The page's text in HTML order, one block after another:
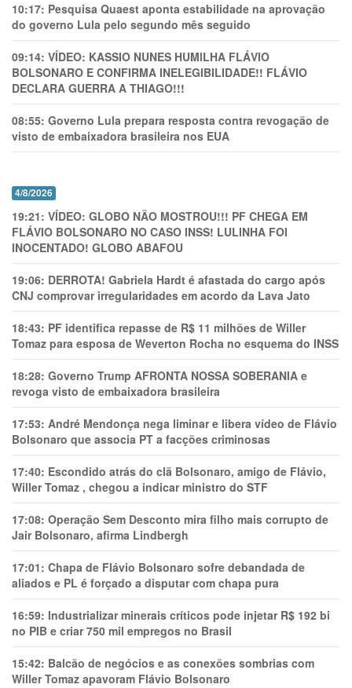
10:17: Pesquisa Quaest aponta estabilidade na aprovação
do governo Lula pelo segundo mês seguido
09:14: VÍDEO: KASSIO NUNES HUMlLHA FLÁVIO
BOLSONARO E CONFIRMA INELEGIBILIDADE!! FLÁVIO
DECLARA GUERRA A THIAGO!!!
08:55: Governo Lula prepara resposta contra revogação de
visto de embaixadora brasileira nos EUA
4/8/2026
19:21: VÍDEO: GLOBO NÃO MOSTROU!!! PF CHEGA EM
FLÁVIO BOLSONARO NO CASO INSS! LULINHA FOI
INOCENTADO! GLOBO ABAFOU
19:06: DERROTA! Gabriela Hardt é afastada do cargo após
CNJ comprovar irregularidades em acordo da Lava Jato
18:43: PF identifica repasse de R$ 11 milhões de Willer
Tomaz para esposa de Weverton Rocha no esquema do INSS
18:28: Governo Trump AFRONTA NOSSA SOBERANIA e
revoga visto de embaixadora brasileira
17:53: André Mendonça nega liminar e libera vídeo de Flávio
Bolsonaro que associa PT a facções criminosas
17:40: Escondido atrás do clã Bolsonaro, amigo de Flávio,
Willer Tomaz , chegou a indicar ministro do STF
17:08: Operação Sem Desconto mira filho mais corrupto de
Jair Bolsonaro, afirma Lindbergh
17:01: Chapa de Flávio Bolsonaro sofre debandada de
aliados e PL é forçado a disputar com chapa pura
16:59: Industrializar minerais críticos pode injetar R$ 192 bi
no PIB e criar 750 mil empregos no Brasil
15:42: Balcão de negócios e as conexões sombrias com
Willer Tomaz apavoram Flávio Bolsonaro